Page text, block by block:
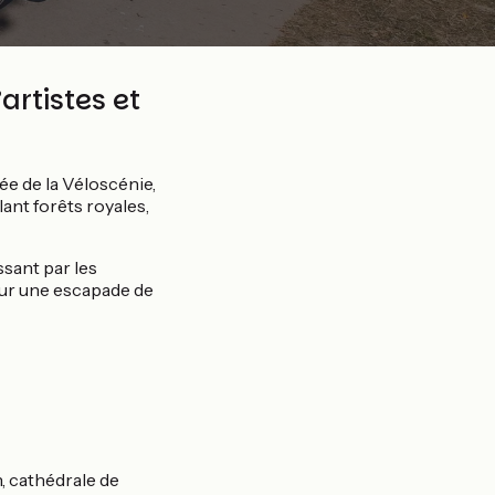
et
de la Véloscénie,
forêts royales,
par les
une escapade de
cathédrale de